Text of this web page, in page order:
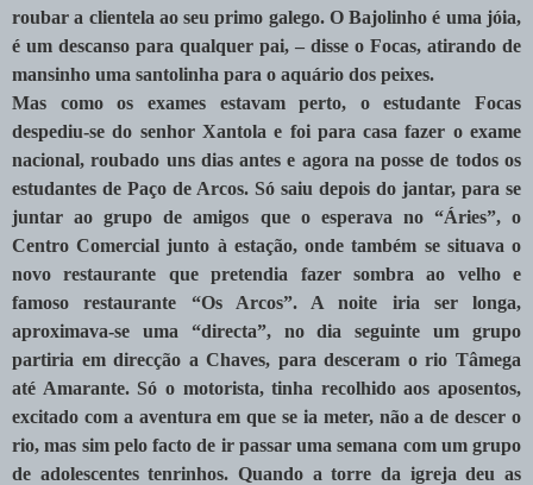
roubar a clientela ao seu primo galego. O Bajolinho é uma jóia,
é um descanso para qualquer pai, – disse o Focas, atirando de
mansinho uma santolinha para o aquário dos peixes.
Mas como os exames estavam perto, o estudante Focas
despediu-se do senhor Xantola e foi para casa fazer o exame
nacional, roubado uns dias antes e agora na posse de todos os
estudantes de Paço de Arcos. Só saiu depois do jantar, para se
juntar ao grupo de amigos que o esperava no “Áries”, o
Centro Comercial junto à estação, onde também se situava o
novo restaurante que pretendia fazer sombra ao velho e
famoso restaurante “Os Arcos”. A noite iria ser longa,
aproximava-se uma “directa”, no dia seguinte um grupo
partiria em direcção a Chaves, para desceram o rio Tâmega
até Amarante. Só o motorista, tinha recolhido aos aposentos,
excitado com a aventura em que se ia meter, não a de descer o
rio, mas sim pelo facto de ir passar uma semana com um grupo
de adolescentes tenrinhos. Quando a torre da igreja deu as